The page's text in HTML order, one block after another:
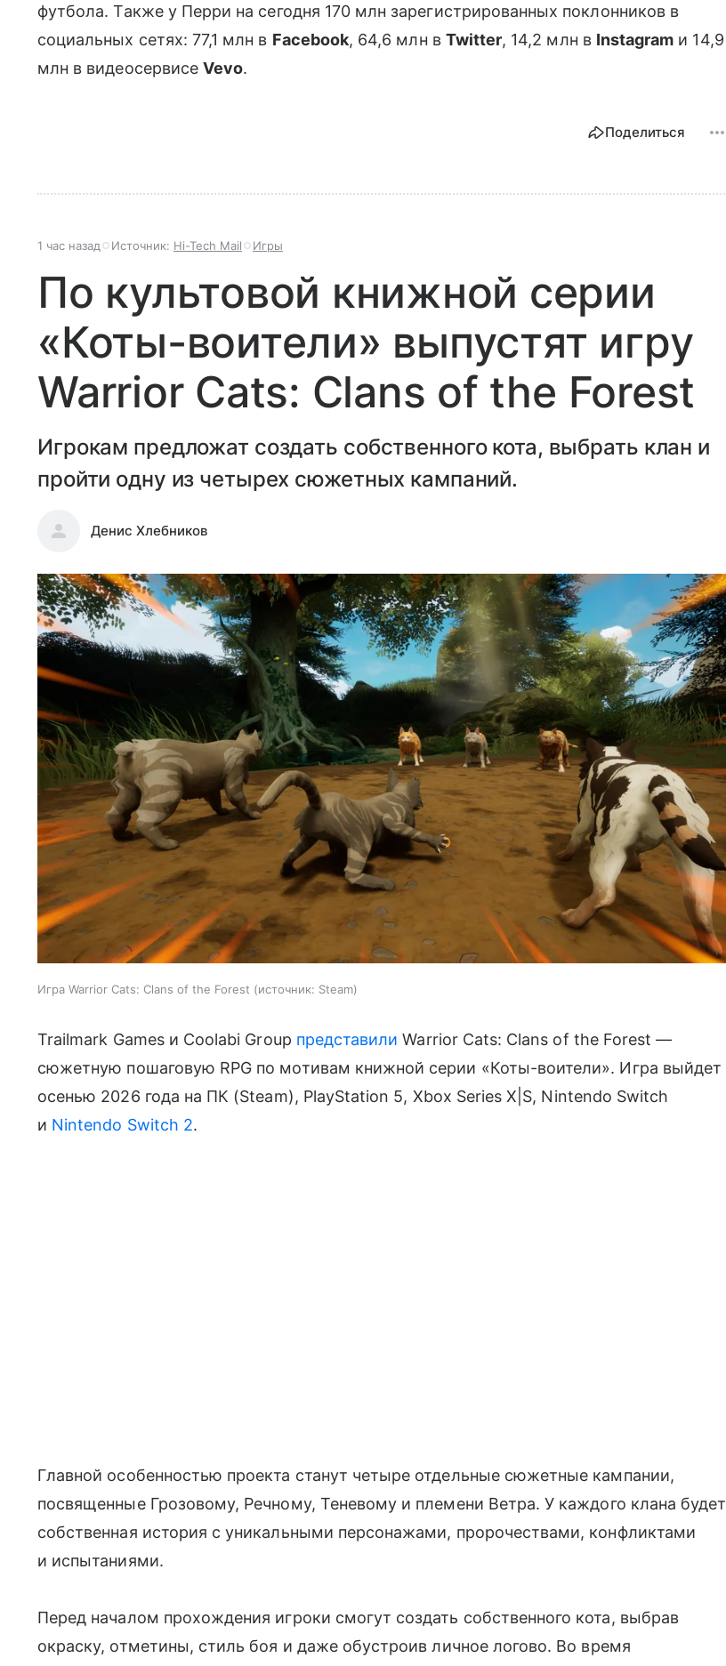
футбола. Также у Перри на сегодня 170 млн зарегистрированных поклонников в
социальных сетях: 77,1 млн в Facebook, 64,6 млн в Twitter, 14,2 млн в Instagram и 14,9
млн в видеосервисеVevo.
Поделиться
1 час назад Источник: Hi-Tech Mail Игры
По культовой книжной серии
«Коты-воители» выпустят игру
Warrior Cats: Clans of the Forest
Игрокам предложат создать собственного кота, выбрать клан и
пройти одну из четырех сюжетных кампаний.
Денис Хлебников
Игра Warrior Cats: Clans of the Forest источник: Steam
Trailmark Games и Coolabi Group представили Warrior Cats: Clans of the Forest —
сюжетную пошаговую RPG по мотивам книжной серии «Коты-воители». Игра выйдет
осенью 2026 года на ПК (Steam), PlayStation 5, Xbox Series X|S, Nintendo Switch
и Nintendo Switch 2.
Главной особенностью проекта станут четыре отдельные сюжетные кампании,
посвященные Грозовому, Речному, Теневому и племени Ветра. У каждого клана будет
собственная история с уникальными персонажами, пророчествами, конфликтами
и испытаниями.
Перед началом прохождения игроки смогут создать собственного кота, выбрав
окраску, отметины, стиль боя и даже обустроив личное логово. Во время